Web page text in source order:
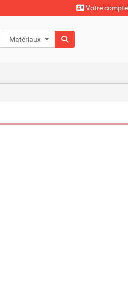
Votre compte
Matériaux naturels